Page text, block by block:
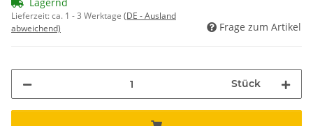
Lieferzeit:ca. 1 - 3 Werktage (DE - Ausland
abweichend)
Frage zum Artikel
Stück